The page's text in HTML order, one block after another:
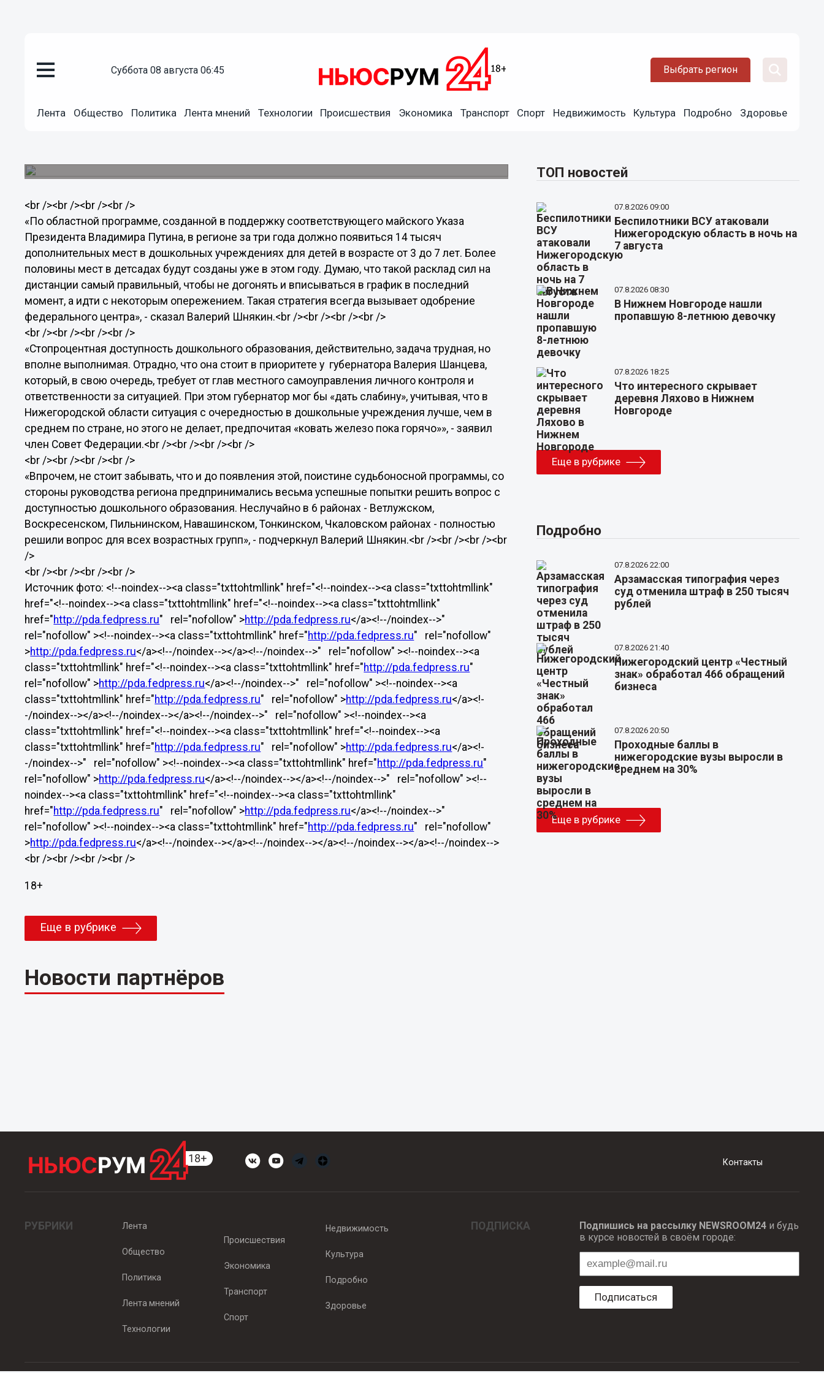
суббота 08 августа 06:45 Выбрать регион
Лента Общество Политика Лента мнений Технологии Происшествия Экономика Транспорт Спорт Недвижимость Культура Подробно Здоровье
Стопроцентная доступность дошкольного образования,
действительно, задача трудная, но вполне выполнимая, -
Валерий Шнякин
<br /><br /><br /><br />
«По областной программе, созданной в поддержку соответствующего майского Указа
Президента Владимира Путина, в регионе за три года должно появиться 14 тысяч
дополнительных мест в дошкольных учреждениях для детей в возрасте от 3 до 7 лет. Более
половины мест в детсадах будут созданы уже в этом году. Думаю, что такой расклад сил на
дистанции самый правильный, чтобы не догонять и вписываться в график в последний
момент, а идти с некоторым опережением. Такая стратегия всегда вызывает одобрение
федерального центра», - сказал Валерий Шнякин.<br /><br /><br /><br />
<br /><br /><br /><br />
«Стопроцентная доступность дошкольного образования, действительно, задача трудная, но
вполне выполнимая. Отрадно, что она стоит в приоритете у губернатора Валерия Шанцева,
который, в свою очередь, требует от глав местного самоуправления личного контроля и
ответственности за ситуацией. При этом губернатор мог бы «дать слабину», учитывая, что в
Нижегородской области ситуация с очередностью в дошкольные учреждения лучше, чем в
среднем по стране, но этого не делает, предпочитая «ковать железо пока горячо»», - заявил
член Совет Федерации.<br /><br /><br /><br />
<br /><br /><br /><br />
«Впрочем, не стоит забывать, что и до появления этой, поистине судьбоносной программы, со
стороны руководства региона предпринимались весьма успешные попытки решить вопрос с
доступностью дошкольного образования. Неслучайно в 6 районах - Ветлужском,
Воскресенском, Пильнинском, Навашинском, Тонкинском, Чкаловском районах - полностью
решили вопрос для всех возрастных групп», - подчеркнул Валерий Шнякин.<br /><br /><br /><br
/>
<br /><br /><br /><br />
Источник фото: <!--noindex--><a class="txttohtmllink" href="<!--noindex--><a class="txttohtmllink"
href="<!--noindex--><a class="txttohtmllink" href="<!--noindex--><a class="txttohtmllink"
href="http://pda.fedpress.ru" rel="nofollow" >http://pda.fedpress.ru</a><!--/noindex-->"
rel="nofollow" ><!--noindex--><a class="txttohtmllink" href="http://pda.fedpress.ru" rel="nofollow"
>http://pda.fedpress.ru</a><!--/noindex--></a><!--/noindex-->" rel="nofollow" ><!--noindex--><a
class="txttohtmllink" href="<!--noindex--><a class="txttohtmllink" href="http://pda.fedpress.ru"
rel="nofollow" >http://pda.fedpress.ru</a><!--/noindex-->" rel="nofollow" ><!--noindex--><a
class="txttohtmllink" href="http://pda.fedpress.ru" rel="nofollow" >http://pda.fedpress.ru</a><!-
-/noindex--></a><!--/noindex--></a><!--/noindex-->" rel="nofollow" ><!--noindex--><a
class="txttohtmllink" href="<!--noindex--><a class="txttohtmllink" href="<!--noindex--><a
class="txttohtmllink" href="http://pda.fedpress.ru" rel="nofollow" >http://pda.fedpress.ru</a><!-
-/noindex-->" rel="nofollow" ><!--noindex--><a class="txttohtmllink" href="http://pda.fedpress.ru"
rel="nofollow" >http://pda.fedpress.ru</a><!--/noindex--></a><!--/noindex-->" rel="nofollow" ><!--
noindex--><a class="txttohtmllink" href="<!--noindex--><a class="txttohtmllink"
href="http://pda.fedpress.ru" rel="nofollow" >http://pda.fedpress.ru</a><!--/noindex-->"
rel="nofollow" ><!--noindex--><a class="txttohtmllink" href="http://pda.fedpress.ru" rel="nofollow"
>http://pda.fedpress.ru</a><!--/noindex--></a><!--/noindex--></a><!--/noindex--></a><!--/noindex-->
<br /><br /><br /><br />
18+
Еще в рубрике
Новости партнёров
ТОП новостей
07.8.2026 09:00
Беспилотники ВСУ атаковали
Нижегородскую область в ночь на
7 августа
07.8.2026 08:30
В Нижнем Новгороде нашли
пропавшую 8-летнюю девочку
07.8.2026 18:25
Что интересного скрывает
деревня Ляхово в Нижнем
Новгороде
Еще в рубрике
Подробно
07.8.2026 22:00
Арзамасская типография через
суд отменила штраф в 250 тысяч
рублей
07.8.2026 21:40
Нижегородский центр «Честный
знак» обработал 466 обращений
бизнеса
07.8.2026 20:50
Проходные баллы в
нижегородские вузы выросли в
среднем на 30%
Еще в рубрике
Контакты
РУБРИКИ Лента
Общество
Политика
Лента мнений
Технологии
Происшествия
Экономика
Транспорт
Спорт
Недвижимость
Культура
Подробно
Здоровье
ПОДПИСКА Подпишись на рассылку NEWSROOM24и будь
в курсе новостей в своём городе:
Подписаться